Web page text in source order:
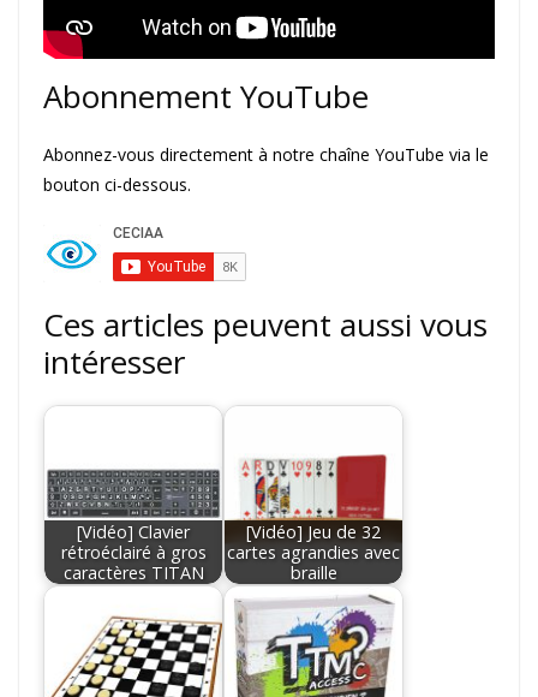
Abonnement YouTube
Abonnez-vous directement à notre chaîne YouTube via le
bouton ci-dessous.
Ces articles peuvent aussi vous
intéresser
[Vidéo] Clavier
rétroéclairé à gros
caractères TITAN
[Vidéo] Jeu de 32
cartes agrandies avec
braille